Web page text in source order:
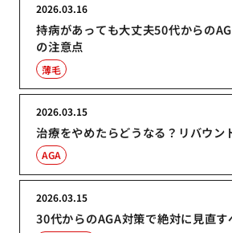
持病があっても大丈夫50代からの
の注意点
2026.03.16
薄毛
治療をやめたらどうなる？リバウン
2026.03.15
AGA
30代からのAGA対策で絶対に見直
2026.03.15